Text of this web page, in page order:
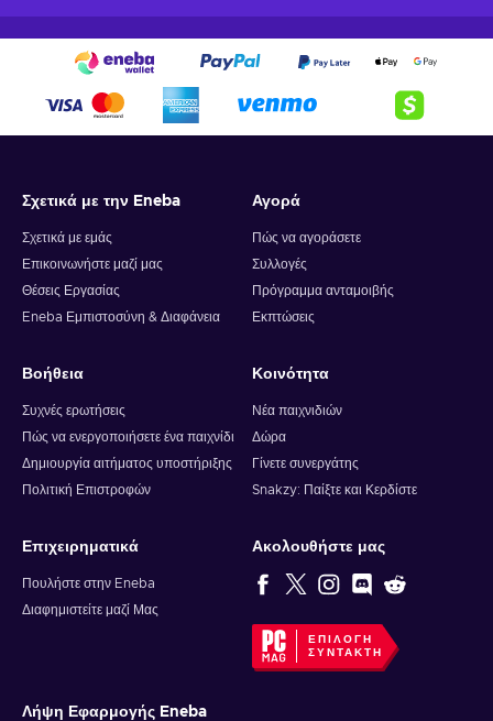
Σχετικά με την Eneba
Σχετικά με εμάς
Επικοινωνήστε μαζί μας
Θέσεις Εργασίας
Eneba Εμπιστοσύνη & Διαφάνεια
Αγορά
Πώς να αγοράσετε
Συλλογές
Πρόγραμμα ανταμοιβής
Εκπτώσεις
Βοήθεια
Συχνές ερωτήσεις
Πώς να ενεργοποιήσετε ένα παιχνίδι
Δημιουργία αιτήματος υποστήριξης
Πολιτική Επιστροφών
Κοινότητα
Νέα παιχνιδιών
Δώρα
Γίνετε συνεργάτης
Snakzy: Παίξτε και Κερδίστε
Επιχειρηματικά
Πουλήστε στην Eneba
Διαφημιστείτε μαζί Μας
Ακολουθήστε μας
ΕΠΙΛΟΓΉ
ΣΥΝΤΆΚΤΗ
Λήψη Εφαρμογής Eneba